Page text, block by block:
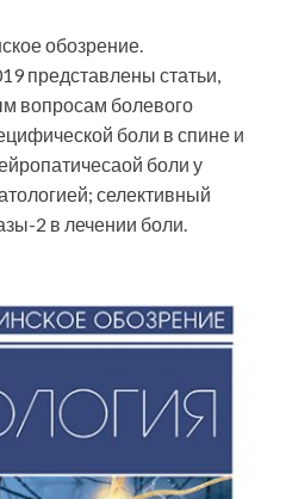
обозрение.
представлены статьи,
вопросам болевого
боли в спине и
боли у
селективный
2 в лечении боли.